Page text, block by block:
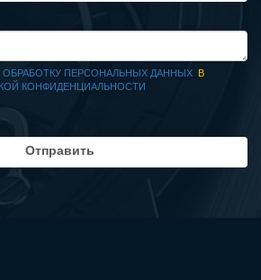
ОБРАБОТКУ ПЕРСОНАЛЬНЫХ ДАННЫХ В
КОНФИДЕНЦИАЛЬНОСТИ